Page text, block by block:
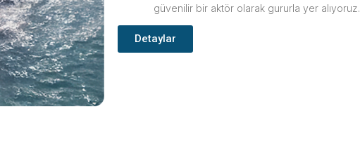
güvenilir bir aktör olarak gururla yer alıyoruz.
Detaylar